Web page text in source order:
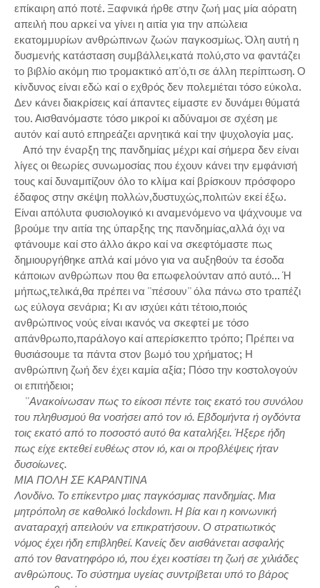
επίκαιρη από ποτέ. Ξαφνικά ήρθε στην ζωή μας μία αόρατη
απειλή που αρκεί να γίνει η αιτία για την απώλεια
εκατομμυρίων ανθρώπινων ζωών παγκοσμίως. Όλη αυτή η
δυσμενής κατάσταση συμβάλλει,κατά πολύ,στο να φαντάζει
το βιβλίο ακόμη πιο τρομακτικό απ'ό,τι σε άλλη περίπτωση. Ο
κίνδυνος είναι εδώ καί ο εχθρός δεν πολεμιέται τόσο εύκολα.
Δεν κάνει διακρίσεις καί άπαντες είμαστε εν δυνάμει θύματά
του. Αισθανόμαστε τόσο μικροί κι αδύναμοι σε σχέση με
αυτόν καί αυτό επηρεάζει αρνητικά καί την ψυχολογία μας.
Από την έναρξη της πανδημίας μέχρι καί σήμερα δεν είναι
λίγες οι θεωρίες συνωμοσίας που έχουν κάνει την εμφάνισή
τους καί δυναμιτίζουν όλο το κλίμα καί βρίσκουν πρόσφορο
έδαφος στην σκέψη πολλών,δυστυχώς,πολιτών εκεί έξω.
Είναι απόλυτα φυσιολογικό κι αναμενόμενο να ψάχνουμε να
βρούμε την αιτία της ύπαρξης της πανδημίας,αλλά όχι να
φτάνουμε καί στο άλλο άκρο καί να σκεφτόμαστε πως
δημιουργήθηκε απλά καί μόνο για να αυξηθούν τα έσοδα
κάποιων ανθρώπων που θα επωφελούνταν από αυτό... Ή
μήπως,τελικά,θα πρέπει να ''πέσουν'' όλα πάνω στο τραπέζι
ως εύλογα σενάρια; Κι αν ισχύει κάτι τέτοιο,ποιός
ανθρώπινος νούς είναι ικανός να σκεφτεί με τόσο
απάνθρωπο,παράλογο καί απερίσκεπτο τρόπο; Πρέπει να
θυσιάσουμε τα πάντα στον βωμό του χρήματος; Η
ανθρώπινη ζωή δεν έχει καμία αξία; Πόσο την κοστολογούν
οι επιτήδειοι;
''Ανακοίνωσαν πως το είκοσι πέντε τοις εκατό του συνόλου
του πληθυσμού θα νοσήσει από τον ιό. Εβδομήντα ή ογδόντα
τοις εκατό από το ποσοστό αυτό θα καταλήξει. Ήξερε ήδη
πως είχε εκτεθεί ευθέως στον ιό, και οι προβλέψεις ήταν
δυσοίωνες.
ΜΙΑ ΠΟΛΗ ΣΕ ΚΑΡΑΝΤΙΝΑ
Λονδίνο. Το επίκεντρο μιας παγκόσμιας πανδημίας. Μια
μητρόπολη σε καθολικό lockdown. Η βία και η κοινωνική
αναταραχή απειλούν να επικρατήσουν. Ο στρατιωτικός
νόμος έχει ήδη επιβληθεί. Κανείς δεν αισθάνεται ασφαλής
από τον θανατηφόρο ιό, που έχει κοστίσει τη ζωή σε χιλιάδες
ανθρώπους. Το σύστημα υγείας συντρίβεται υπό το βάρος